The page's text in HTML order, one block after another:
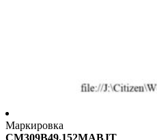
Маркировка